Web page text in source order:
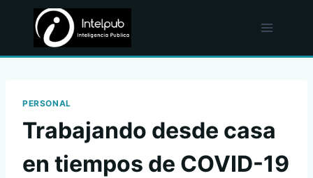
content
PERSONAL
Trabajando desde casa
en tiempos de COVID-19